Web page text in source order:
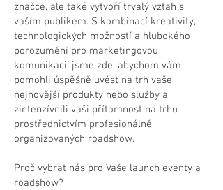
značce, ale také vytvoří trvalý vztah s
vaším publikem. S kombinací kreativity,
technologických možností a hlubokého
porozumění pro marketingovou
komunikaci, jsme zde, abychom vám
pomohli úspěšně uvést na trh vaše
nejnovější produkty nebo služby a
zintenzívnili vaši přítomnost na trhu
prostřednictvím profesionálně
organizovaných roadshow.
Proč vybrat nás pro Vaše launch eventy a
roadshow?